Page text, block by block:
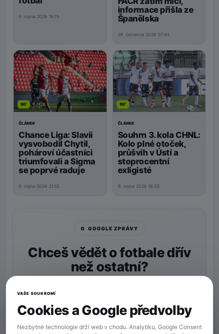
6. srpna 2026 16:15
informace přišla ze
Španělska
29. července 2026 07:41
90'
ČLÁNEK
Chance Liga: Slavii
vysvobodil Chytil,
pohároví účastníci
triumfovali a Sigma
se poprvé raduje
9. srpna 2026 21:55
90'
ČLÁNEK
Souhrn 3. kola CHNL:
Kolo plné otoček,
průšvih v Ústí a
stoprocentní
exligisté
9. srpna 2026 16:32
G GOOGLE ZPRÁVY
Chceš vědět o fotbale dřív
než ostatní?
Více zpráv na Googlu
VAŠE SOUKROMÍ
Cookies a Google předvolby
Nezbytné technologie drží web v chodu. Analytiku, Google Consent